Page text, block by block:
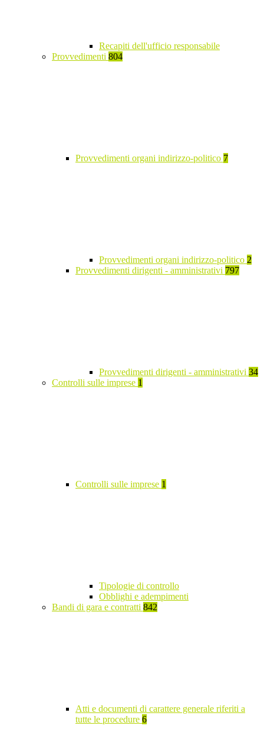
Recapiti dell'ufficio responsabile
Provvedimenti 804
Provvedimenti organi indirizzo-politico 7
Provvedimenti organi indirizzo-politico 2
Provvedimenti dirigenti - amministrativi 797
Provvedimenti dirigenti - amministrativi 34
Controlli sulle imprese 1
Controlli sulle imprese 1
Tipologie di controllo
Obblighi e adempimenti
Bandi di gara e contratti 842
Atti e documenti di carattere generale riferiti a
tutte le procedure 6